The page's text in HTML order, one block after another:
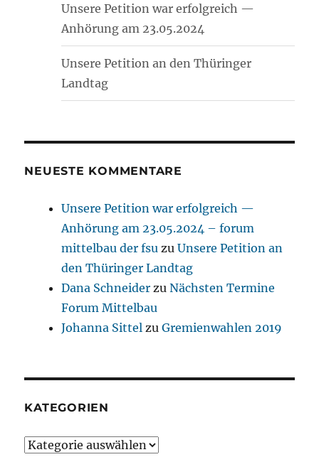
Unsere Petition war erfolgreich —
Anhörung am 23.05.2024
Unsere Petition an den Thüringer
Landtag
NEUESTE KOMMENTARE
Unsere Petition war erfolgreich —
Anhörung am 23.05.2024 – forum
mittelbau der fsu zuUnsere Petition an
den Thüringer Landtag
Dana Schneider zuNächsten Termine
Forum Mittelbau
Johanna Sittel zuGremienwahlen 2019
KATEGORIEN
Kategorien